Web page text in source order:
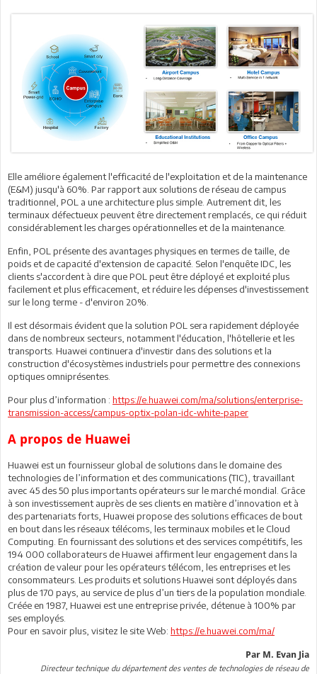
Elle améliore également l'efficacité de l'exploitation et de la maintenance
(E&M) jusqu'à 60%. Par rapport aux solutions de réseau de campus
traditionnel, POL a une architecture plus simple. Autrement dit, les
terminaux défectueux peuvent être directement remplacés, ce qui réduit
considérablement les charges opérationnelles et de la maintenance.
Enfin, POL présente des avantages physiques en termes de taille, de
poids et de capacité d'extension de capacité. Selon l'enquête IDC, les
clients s'accordent à dire que POL peut être déployé et exploité plus
facilement et plus efficacement, et réduire les dépenses d'investissement
sur le long terme - d'environ 20%.
Il est désormais évident que la solution POL sera rapidement déployée
dans de nombreux secteurs, notamment l'éducation, l'hôtellerie et les
transports. Huawei continuera d'investir dans des solutions et la
construction d'écosystèmes industriels pour permettre des connexions
optiques omniprésentes.
Pour plus d’information : https://e.huawei.com/ma/solutions/enterprise-
transmission-access/campus-optix-polan-idc-white-paper
A propos de Huawei
Huawei est un fournisseur global de solutions dans le domaine des
technologies de l’information et des communications (TIC), travaillant
avec 45 des 50 plus importants opérateurs sur le marché mondial. Grâce
à son investissement auprès de ses clients en matière d’innovation et à
des partenariats forts, Huawei propose des solutions efficaces de bout
en bout dans les réseaux télécoms, les terminaux mobiles et le Cloud
Computing. En fournissant des solutions et des services compétitifs, les
194 000 collaborateurs de Huawei affirment leur engagement dans la
création de valeur pour les opérateurs télécom, les entreprises et les
consommateurs. Les produits et solutions Huawei sont déployés dans
plus de 170 pays, au service de plus d’un tiers de la population mondiale.
Créée en 1987, Huawei est une entreprise privée, détenue à 100% par
ses employés.
Pour en savoir plus, visitez le site Web: https://e.huawei.com/ma/
Par M. Evan Jia
Directeur technique du département des ventes de technologies de réseau de